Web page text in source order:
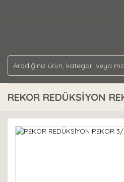
REKOR REDÜKSİYON